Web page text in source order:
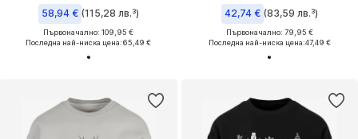
58,94 € (115,28 лв.³)
Първоначално: 109,95 €
Последна най-ниска цена:65,49 €
42,74 € (83,59 лв.³)
Първоначално: 79,95 €
Последна най-ниска цена:47,49 €